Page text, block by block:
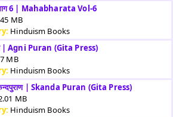
भाग 6 | Mahabharata Vol-6
MB
Hinduism Books
| Agni Puran (Gita Press)
MB
Hinduism Books
| Skanda Puran (Gita Press)
MB
Hinduism Books